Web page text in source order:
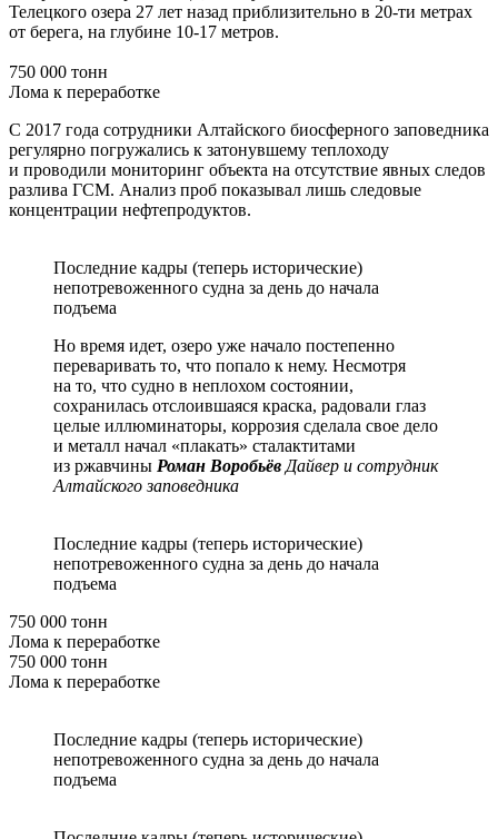
Телецкого озера 27 лет назад приблизительно в 20-ти метрах
от берега, на глубине 10-17 метров.
750 000 тонн
Лома к переработке
С 2017 года сотрудники Алтайского биосферного заповедника
регулярно погружались к затонувшему теплоходу
и проводили мониторинг объекта на отсутствие явных следов
разлива ГСМ. Анализ проб показывал лишь следовые
концентрации нефтепродуктов.
Последние кадры (теперь исторические)
непотревоженного судна за день до начала
подъема
Но время идет, озеро уже начало постепенно
переваривать то, что попало к нему. Несмотря
на то, что судно в неплохом состоянии,
сохранилась отслоившаяся краска, радовали глаз
целые иллюминаторы, коррозия сделала свое дело
и металл начал «плакать» сталактитами
из ржавчины Роман Воробьёв Дайвер и сотрудник
Алтайского заповедника
Последние кадры (теперь исторические)
непотревоженного судна за день до начала
подъема
750 000 тонн
Лома к переработке
750 000 тонн
Лома к переработке
Последние кадры (теперь исторические)
непотревоженного судна за день до начала
подъема